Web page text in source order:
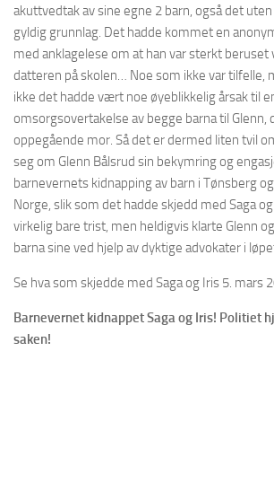
akuttvedtak av sine egne 2 barn, også det
gyldig grunnlag. Det hadde kommet en
med anklagelese om at han var sterkt beruset
datteren på skolen… Noe som ikke var tilfelle,
ikke det hadde vært noe øyeblikkelig årsak til
omsorgsovertakelse av begge barna til Glenn,
oppegående mor. Så det er dermed liten tvil
seg om Glenn Bålsrud sin bekymring og
barnevernets kidnapping av barn i Tønsberg
Norge, slik som det hadde skjedd med Saga
virkelig bare trist, men heldigvis klarte Glenn
barna sine ved hjelp av dyktige advokater i
Se hva som skjedde med Saga og Iris 5. mars
Barnevernet kidnappet Saga og Iris! Politiet
saken!